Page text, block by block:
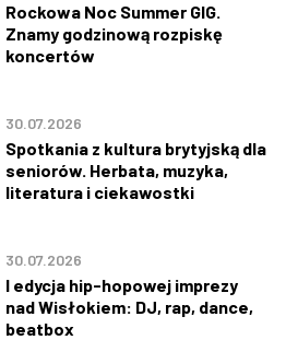
Rockowa Noc Summer GIG.
Znamy godzinową rozpiskę
koncertów
30.07.2026
Spotkania z kultura brytyjską dla
seniorów. Herbata, muzyka,
literatura i ciekawostki
30.07.2026
I edycja hip-hopowej imprezy
nad Wisłokiem: DJ, rap, dance,
beatbox